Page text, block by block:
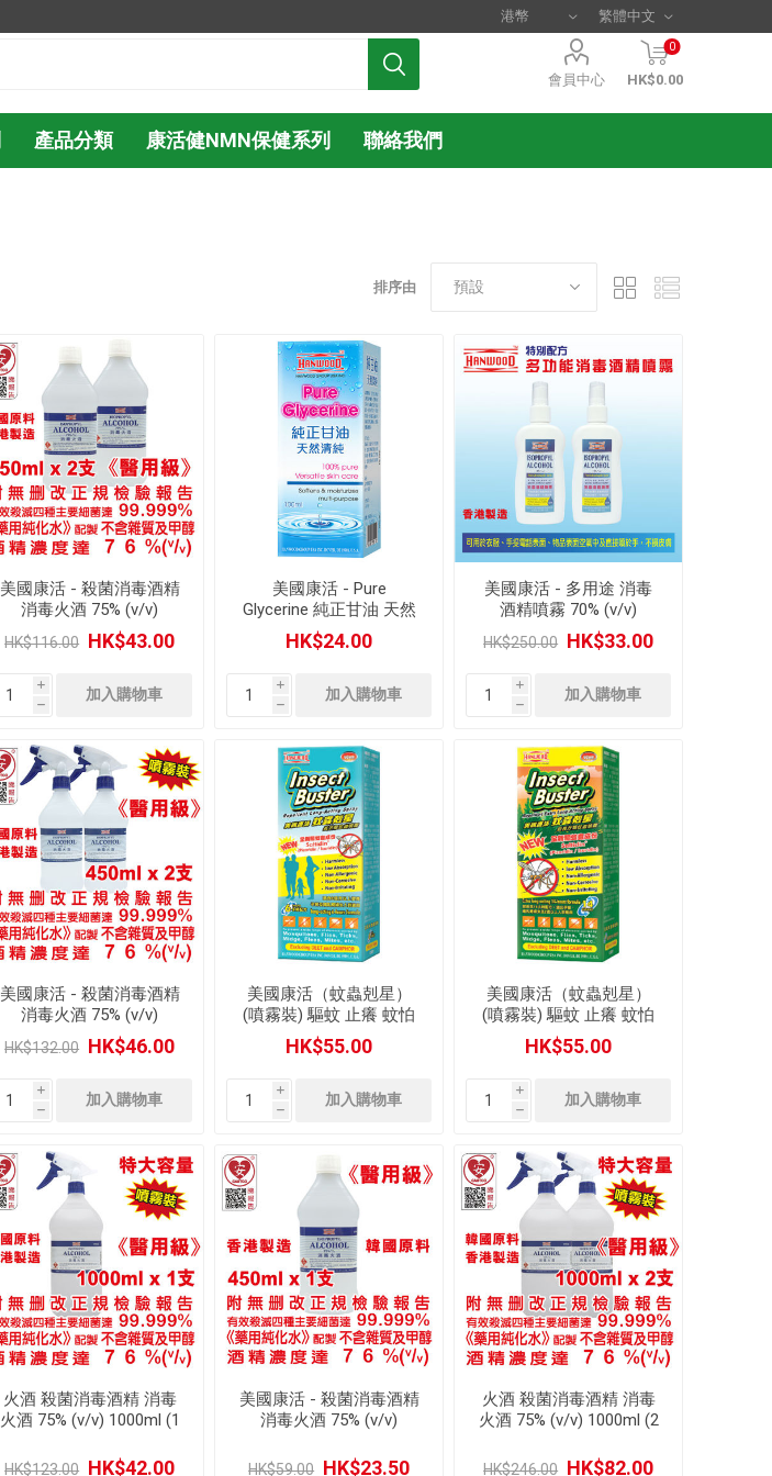
會員中心
0
HK$0.00
產品分類 康活健NMN保健系列 聯絡我們
排序由
美國康活 - 殺菌消毒酒精
消毒火酒 75% (v/v)
450ml (醫用級) (2 瓶)
HK$116.00 HK$43.00
i
h
美國康活 - Pure
Glycerine 純正甘油 天然
清純 舒緩乾燥皮膚 保濕
滋潤皮膚 預防舒緩肌膚
爆裂 (100ml)
HK$24.00
i
h
美國康活 - 多用途 消毒
酒精噴霧 70% (v/v)
100ml (2 瓶裝)
HK$250.00 HK$33.00
i
h
美國康活 - 殺菌消毒酒精
消毒火酒 75% (v/v)
450ml 美國品牌 (醫用級)
(2 支裝) 配 多用途噴霧頭
HK$132.00 HK$46.00
i
h
美國康活（蚊蟲剋星）
(噴霧裝) 驅蚊 止癢 蚊怕
水 蚊水 長效 驅蚊蟲噴霧
(60ml)
HK$55.00
i
h
美國康活（蚊蟲剋星）
(噴霧裝) 驅蚊 止癢 蚊怕
水 蚊水 超長效 驅蚊蟲噴
霧 (60ml)
HK$55.00
i
h
火酒 殺菌消毒酒精 消毒
火酒 75% (v/v) 1000ml (1
配 多用途噴霧頭 (1 個)
HK$123.00 HK$42.00
美國康活 - 殺菌消毒酒精
消毒火酒 75% (v/v)
HK$59.00 HK$23.50
火酒 殺菌消毒酒精 消毒
火酒 75% (v/v) 1000ml (2
配 多用途噴霧頭 (2 個)
HK$246.00 HK$82.00